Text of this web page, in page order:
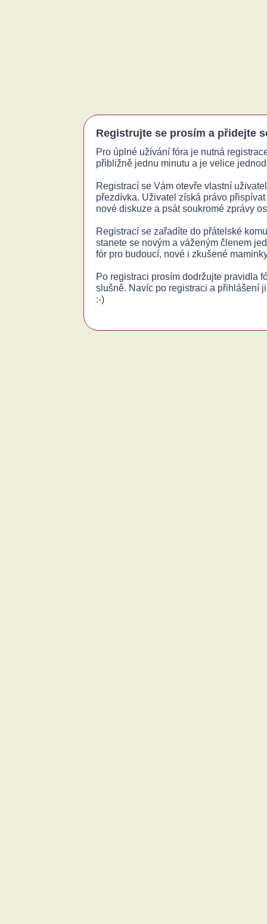
Registrujte se prosím a přidejte
Pro úplné užívání fóra je nutná
přibližně jednu minutu a je velice
Registrací se Vám otevře vlastní
přezdívka. Uživatel získá právo
nové diskuze a psát soukromé zprávy
Registrací se zařadíte do přátelské
stanete se novým a váženým členem
fór pro budoucí, nové i zkušené
Po registraci prosím dodržujte pravidla
slušně. Navíc po registraci a přihlášení
:-)